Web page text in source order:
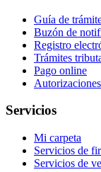
Guía de
Buzón de
Registro
Trámites
Pago online
Autorizaciones
Servicios
Mi carpeta
Servicios de
Servicios de